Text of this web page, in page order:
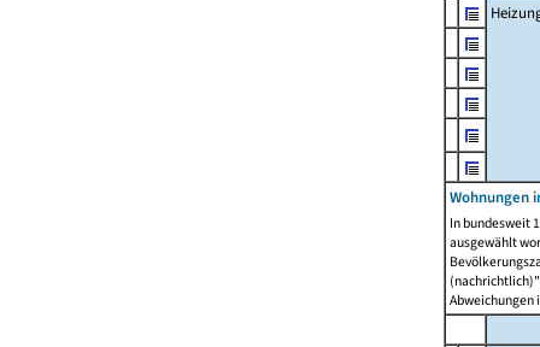
Wohnungen
In bundesweit
ausgewählt
Abweichungen